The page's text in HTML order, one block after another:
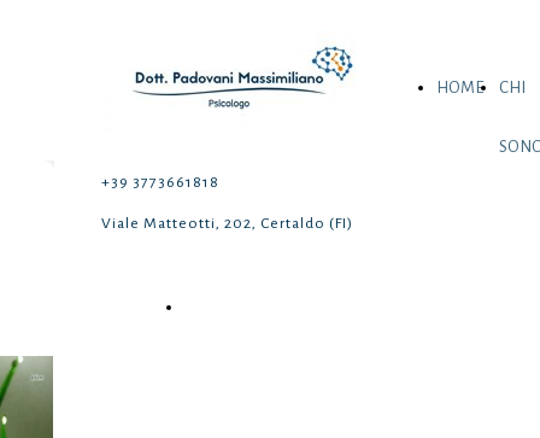
HOME CHI
+39 3773661818
Viale Matteotti, 202, Certaldo (FI)